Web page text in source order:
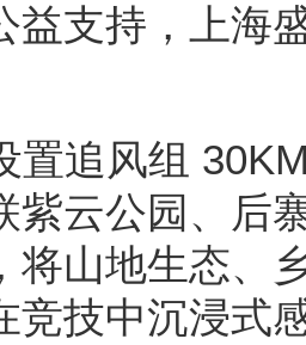
益支持，上海
追风组 30KM
紫云公园、后
将山地生态、
竞技中沉浸式